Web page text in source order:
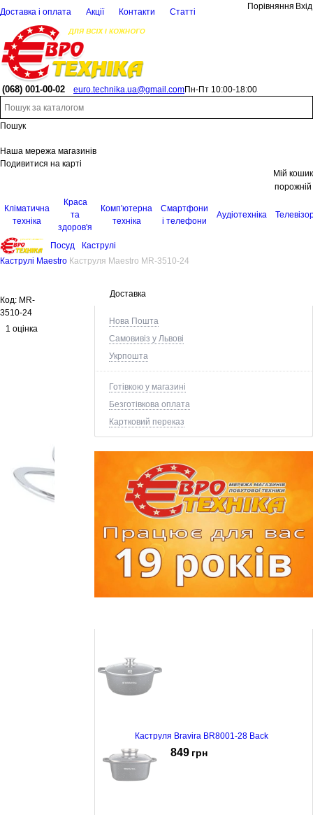
Доставка і оплата Акції Контакти Статті
Порівняння Вхід
(068) 001-00-02 euro.technika.ua@gmail.comПн-Пт 10:00-18:00
Пошук
Наша мережа магазинів
Подивитися на карті
Мій кошик
порожній
Кліматична
техніка
Краса
та
здоров'я
Комп'ютерна
техніка
Смартфони
і телефони
Аудіотехніка
Посуд
Каструлі
Каструлі Maestro Каструля Maestro MR-3510-24
Доставка
Нова Пошта
Самовивіз у Львові
Укрпошта
Готівкою у магазині
Безготівкова оплата
Картковий переказ
Каструля Bravira BR8001-28 Back
849 грн
Код: MR-
3510-24
1 оцінка